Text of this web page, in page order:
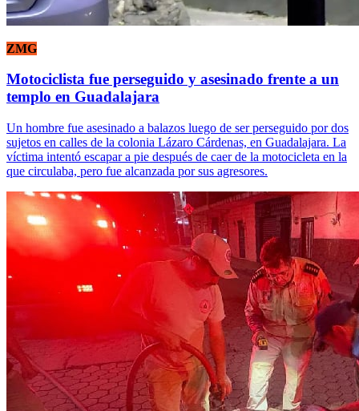
ZMG
Motociclista fue perseguido y asesinado frente a un
templo en Guadalajara
Un hombre fue asesinado a balazos luego de ser perseguido por dos
sujetos en calles de la colonia Lázaro Cárdenas, en Guadalajara. La
víctima intentó escapar a pie después de caer de la motocicleta en la
que circulaba, pero fue alcanzada por sus agresores.